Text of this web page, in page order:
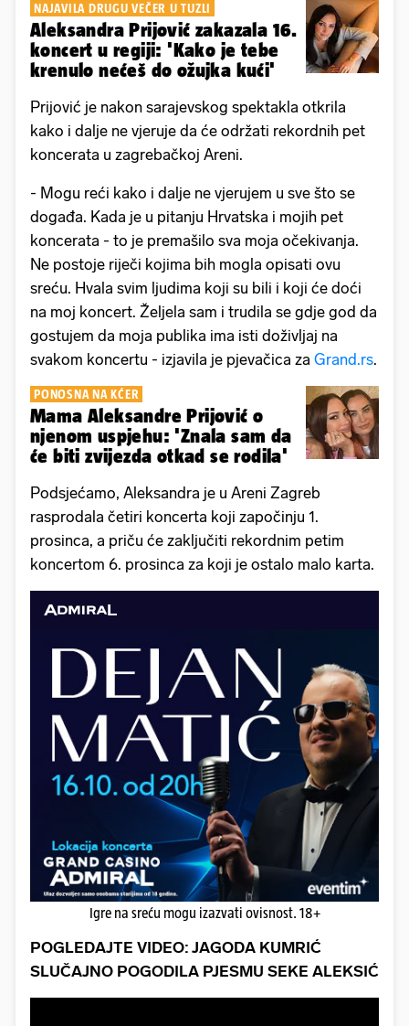
NAJAVILA DRUGU VEČER U TUZLI
Aleksandra Prijović zakazala 16.
koncert u regiji: 'Kako je tebe
krenulo nećeš do ožujka kući'
Prijović je nakon sarajevskog spektakla otkrila
kako i dalje ne vjeruje da će održati rekordnih pet
koncerata u zagrebačkoj Areni.
- Mogu reći kako i dalje ne vjerujem u sve što se
događa. Kada je u pitanju Hrvatska i mojih pet
koncerata - to je premašilo sva moja očekivanja.
Ne postoje riječi kojima bih mogla opisati ovu
sreću. Hvala svim ljudima koji su bili i koji će doći
na moj koncert. Željela sam i trudila se gdje god da
gostujem da moja publika ima isti doživljaj na
svakom koncertu - izjavila je pjevačica za Grand.rs.
PONOSNA NA KĆER
Mama Aleksandre Prijović o
njenom uspjehu: 'Znala sam da
će biti zvijezda otkad se rodila'
Podsjećamo, Aleksandra je u Areni Zagreb
rasprodala četiri koncerta koji započinju 1.
prosinca, a priču će zaključiti rekordnim petim
koncertom 6. prosinca za koji je ostalo malo karta.
Igre na sreću mogu izazvati ovisnost. 18+
POGLEDAJTE VIDEO: JAGODA KUMRIĆ
SLUČAJNO POGODILA PJESMU SEKE ALEKSIĆ